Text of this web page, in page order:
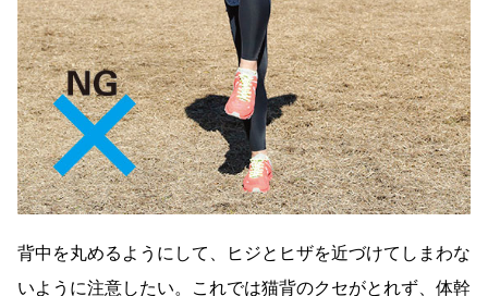
背中を丸めるようにして、ヒジとヒザを近づけてしまわな
いように注意したい。これでは猫背のクセがとれず、体幹